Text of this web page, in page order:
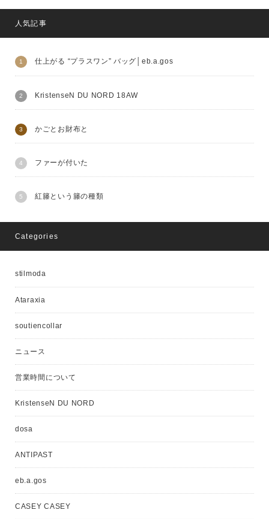
人気記事
仕上がる “プラスワン” バッグ│eb.a.gos
KristenseN DU NORD 18AW
かごとお財布と
ファーが付いた
紅籐という籐の種類
Categories
stilmoda
Ataraxia
soutiencollar
ニュース
営業時間について
KristenseN DU NORD
dosa
ANTIPAST
eb.a.gos
CASEY CASEY